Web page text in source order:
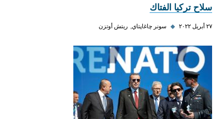
سلاح تركيا الفتاك
٢٧ أبريل ٢٠٢٢ ◆ سونر چاغاپتاي ريتش أوتزن